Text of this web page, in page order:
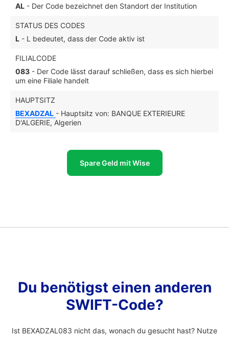
AL - Der Code bezeichnet den Standort der Institution
STATUS DES CODES
L - L bedeutet, dass der Code aktiv ist
FILIALCODE
083 - Der Code lässt darauf schließen, dass es sich hierbei
um eine Filiale handelt
HAUPTSITZ
BEXADZAL - Hauptsitz von: BANQUE EXTERIEURE
D'ALGERIE, Algerien
Spare Geld mit Wise
Du benötigst einen anderen
SWIFT-Code?
Ist BEXADZAL083 nicht das, wonach du gesucht hast? Nutze